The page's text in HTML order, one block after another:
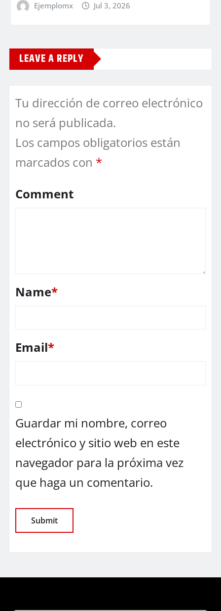
Ejemplomx Jul 3, 2026
LEAVE A REPLY
Tu dirección de correo electrónico
no será publicada.
Los campos obligatorios están
marcados con *
Comment
Name*
Email*
Guardar mi nombre, correo
electrónico y sitio web en este
navegador para la próxima vez
que haga un comentario.